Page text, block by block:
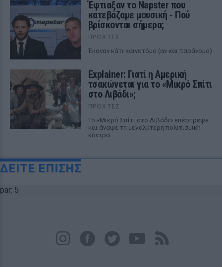
Έφτιαξαν το Napster που
κατεβάζαμε μουσική ‑ Πού
βρίσκονται σήμερα;
ΠΡΟΧΤΈΣ
Έκαναν κάτι καινοτόμο (αν και παράνομο)
Explainer: Γιατί η Αμερική
τσακώνεται για το «Μικρό Σπίτι
στο Λιβάδι»;
ΠΡΟΧΤΈΣ
Το «Μικρό Σπίτι στο Λιβάδι» επέστρεψε
και άναψε τη μεγαλύτερη πολιτισμική
κόντρα
ΔΕΙΤΕ ΕΠΙΣΗΣ
par: 5